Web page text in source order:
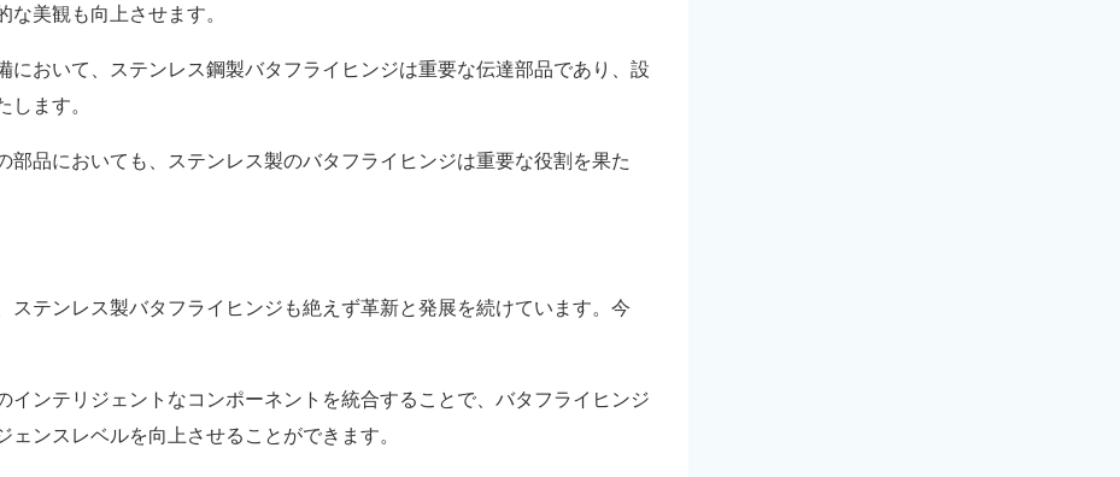
美観も向上させます。
おいて、ステンレス鋼製バタフライヒンジは重要な伝達部品であり、設
ます。
品においても、ステンレス製のバタフライヒンジは重要な役割を果た
テンレス製バタフライヒンジも絶えず革新と発展を続けています。今
ンテリジェントなコンポーネントを統合することで、バタフライヒンジ
ンスレベルを向上させることができます。